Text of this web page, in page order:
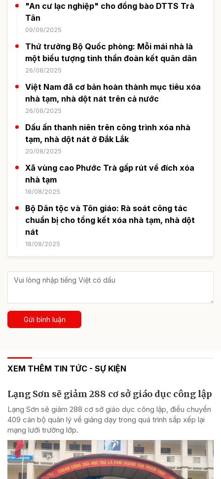
"An cư lạc nghiệp" cho đồng bào DTTS Trà
Tân
09/09/2025
Thứ trưởng Bộ Quốc phòng: Mỗi mái nhà là
một biểu tượng tinh thần đoàn kết quân dân
26/08/2025
Việt Nam đã cơ bản hoàn thành mục tiêu xóa
nhà tạm, nhà dột nát trên cả nước
26/08/2025
Dấu ấn thanh niên trên công trình xóa nhà
tạm, nhà dột nát ở Đắk Lắk
20/08/2025
Xã vùng cao Phước Trà gấp rút về đích xóa
nhà tạm
19/08/2025
Bộ Dân tộc và Tôn giáo: Rà soát công tác
chuẩn bị cho tổng kết xóa nhà tạm, nhà dột
nát
18/08/2025
Gửi bình luận
XEM THÊM TIN TỨC - SỰ KIỆN
Lạng Sơn sẽ giảm 288 cơ sở giáo dục công lập
Lạng Sơn sẽ giảm 288 cơ sở giáo dục công lập, điều chuyển
409 cán bộ quản lý về giảng dạy trong quá trình sắp xếp lại
mạng lưới trường lớp.